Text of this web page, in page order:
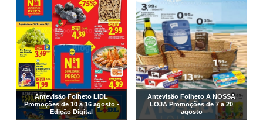
Antevisão Folheto LIDL
Promoções de 10 a 16 agosto -
Edição Digital
Antevisão Folheto A NOSSA
LOJA Promoções de 7 a 20
agosto